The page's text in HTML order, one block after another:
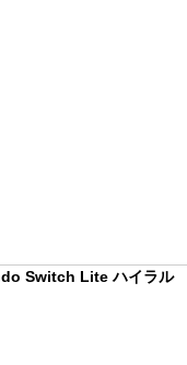
Switch Lite ハイラル